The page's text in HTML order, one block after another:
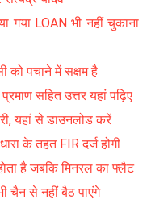
गया LOAN भी नहीं चुकाना
को पचाने में सक्षम है
सहित उत्तर यहां पढ़िए
यहां से डाउनलोड करें
के तहत FIR दर्ज होगी
है जबकि मिनरल का फ्लैट
चैन से नहीं बैठ पाएंगे